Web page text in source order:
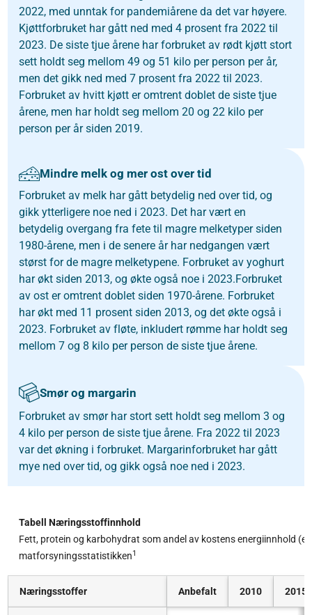
2022, med unntak for pandemiårene da det var høyere.
Kjøttforbruket har gått ned med 4 prosent fra 2022 til
2023. De siste tjue årene har forbruket av rødt kjøtt stort
sett holdt seg mellom 49 og 51 kilo per person per år,
men det gikk ned med 7 prosent fra 2022 til 2023.
Forbruket av hvitt kjøtt er omtrent doblet de siste tjue
årene, men har holdt seg mellom 20 og 22 kilo per
person per år siden 2019.
Mindre melk og mer ost over tid
Forbruket av melk har gått betydelig ned over tid, og
gikk ytterligere noe ned i 2023. Det har vært en
betydelig overgang fra fete til magre melketyper siden
1980-årene, men i de senere år har nedgangen vært
størst for de magre melketypene. Forbruket av yoghurt
har økt siden 2013, og økte også noe i 2023.Forbruket
av ost er omtrent doblet siden 1970-årene. Forbruket
har økt med 11 prosent siden 2013, og det økte også i
2023. Forbruket av fløte, inkludert rømme har holdt seg
mellom 7 og 8 kilo per person de siste tjue årene.
Smør og margarin
Forbruket av smør har stort sett holdt seg mellom 3 og
4 kilo per person de siste tjue årene. Fra 2022 til 2023
var det økning i forbruket. Margarinforbruket har gått
mye ned over tid, og gikk også noe ned i 2023.
Tabell Næringsstoffinnhold
Fett, protein og karbohydrat som andel av kostens energiinnhold
matforsyningsstatistikken1
Næringsstoffer Anbefalt 2010 2015